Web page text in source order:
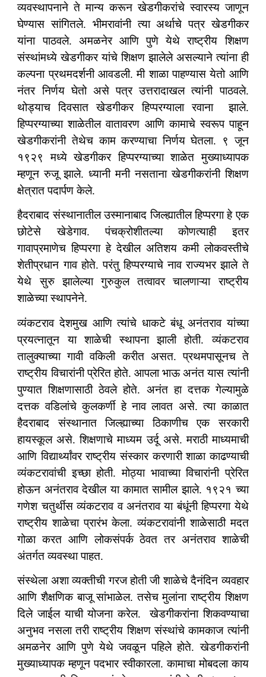
व्यवस्थापनाने ते मान्य करून खेडगीकरांचे स्वारस्य जाणून
घेण्यास सांगितले. भीमरावांनी त्या अर्थाचे पत्र खेडगीकर
यांना पाठवले. अमळनेर आणि पुणे येथे राष्ट्रीय शिक्षण
संस्थांमध्ये खेडगीकर यांचे शिक्षण झालेले असल्याने त्यांना ही
कल्पना प्रथमदर्शनी आवडली. मी शाळा पाहण्यास येतो आणि
नंतर निर्णय घेतो असे पत्र उत्तरादाखल त्यांनी पाठवले.
थोड्याच दिवसात खेडगीकर हिप्परग्याला रवाना झाले.
हिप्परग्याच्या शाळेतील वातावरण आणि कामाचे स्वरूप पाहून
खेडगीकरांनी तेथेच काम करण्याचा निर्णय घेतला. ९ जून
१९२९ मध्ये खेडगीकर हिप्परग्याच्या शाळेत मुख्याध्यापक
म्हणून रुजू झाले. ध्यानी मनी नसताना खेडगीकरांनी शिक्षण
क्षेत्रात पदार्पण केले.
हैदराबाद संस्थानातील उस्मानाबाद जिल्ह्यातील हिप्परगा हे एक
छोटेसे खेडेगाव. पंचक्रोशीतल्या कोणत्याही इतर
गावाप्रमाणेच हिप्परगा हे देखील अतिशय कमी लोकवस्तीचे
शेतीप्रधान गाव होते. परंतु हिप्परग्याचे नाव राज्यभर झाले ते
येथे सुरु झालेल्या गुरुकुल तत्वावर चालणाऱ्या राष्ट्रीय
शाळेच्या स्थापनेने.
व्यंकटराव देशमुख आणि त्यांचे धाकटे बंधू अनंतराव यांच्या
प्रयत्नातून या शाळेची स्थापना झाली होती. व्यंकटराव
तालुक्याच्या गावी वकिली करीत असत. प्रथमपासूनच ते
राष्ट्रीय विचारांनी प्रेरित होते. आपला भाऊ अनंत यास त्यांनी
पुण्यात शिक्षणासाठी ठेवले होते. अनंत हा दत्तक गेल्यामुळे
दत्तक वडिलांचे कुलकर्णी हे नाव लावत असे. त्या काळात
हैदराबाद संस्थानात जिल्ह्याच्या ठिकाणीच एक सरकारी
हायस्कूल असे. शिक्षणाचे माध्यम उर्दू असे. मराठी माध्यमाची
आणि विद्यार्थ्यांवर राष्ट्रीय संस्कार करणारी शाळा काढण्याची
व्यंकटरावांची इच्छा होती. मोठ्या भावाच्या विचारांनी प्रेरित
होऊन अनंतराव देखील या कामात सामील झाले. १९२१ च्या
गणेश चतुर्थीस व्यंकटराव व अनंतराव या बंधूंनी हिप्परगा येथे
राष्ट्रीय शाळेचा प्रारंभ केला. व्यंकटरावांनी शाळेसाठी मदत
गोळा करत आणि लोकसंपर्क ठेवत तर अनंतराव शाळेची
अंतर्गत व्यवस्था पाहत.
संस्थेला अशा व्यक्तीची गरज होती जी शाळेचे दैनंदिन व्यवहार
आणि शैक्षणिक बाजू सांभाळेल. तसेच मुलांना राष्ट्रीय शिक्षण
दिले जाईल याची योजना करेल. खेडगीकरांना शिकवण्याचा
अनुभव नसला तरी राष्ट्रीय शिक्षण संस्थांचे कामकाज त्यांनी
अमळनेर आणि पुणे येथे जवळून पहिले होते. खेडगीकरांनी
मुख्याध्यापक म्हणून पदभार स्वीकारला. कामाचा मोबदला काय